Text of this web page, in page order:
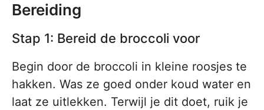
Bereiding
Stap 1: Bereid de broccoli voor
Begin door de broccoli in kleine roosjes te
hakken. Was ze goed onder koud water en
laat ze uitlekken. Terwijl je dit doet, ruik je